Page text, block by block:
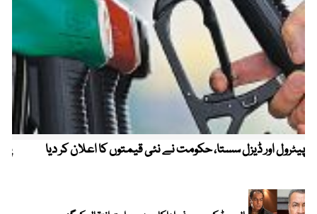
پیٹرول اور ڈیزل سستا، حکومت نے نئی قیمتوں کا اعلان کر دیا